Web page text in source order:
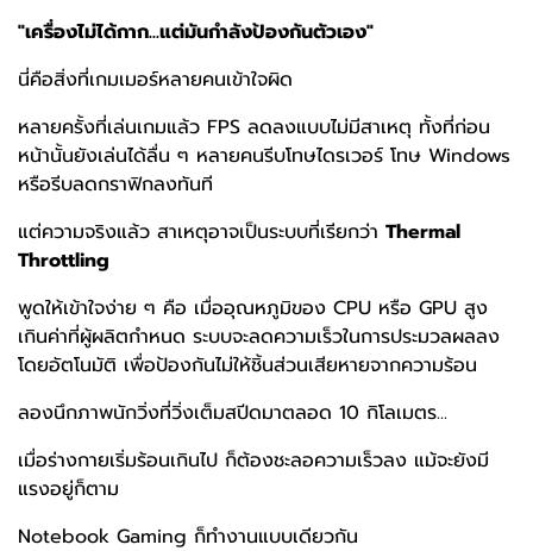
"เครื่องไม่ได้กาก...แต่มันกำลังป้องกันตัวเอง"
นี่คือสิ่งที่เกมเมอร์หลายคนเข้าใจผิด
หลายครั้งที่เล่นเกมแล้ว FPS ลดลงแบบไม่มีสาเหตุ ทั้งที่ก่อน
หน้านั้นยังเล่นได้ลื่น ๆ หลายคนรีบโทษไดรเวอร์ โทษ Windows
หรือรีบลดกราฟิกลงทันที
แต่ความจริงแล้ว สาเหตุอาจเป็นระบบที่เรียกว่า Thermal
Throttling
พูดให้เข้าใจง่าย ๆ คือ เมื่ออุณหภูมิของ CPU หรือ GPU สูง
เกินค่าที่ผู้ผลิตกำหนด ระบบจะลดความเร็วในการประมวลผลลง
โดยอัตโนมัติ เพื่อป้องกันไม่ให้ชิ้นส่วนเสียหายจากความร้อน
ลองนึกภาพนักวิ่งที่วิ่งเต็มสปีดมาตลอด 10 กิโลเมตร...
เมื่อร่างกายเริ่มร้อนเกินไป ก็ต้องชะลอความเร็วลง แม้จะยังมี
แรงอยู่ก็ตาม
Notebook Gaming ก็ทำงานแบบเดียวกัน